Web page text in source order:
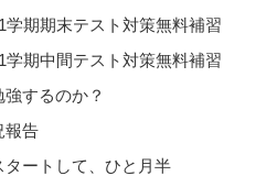
期期末テスト対策無料補習
期中間テスト対策無料補習
するのか？
報告
ートして、ひと月半